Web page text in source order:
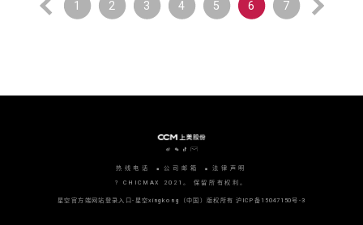
1 2 3 4 5 6 7
热线电话 公司邮箱 法律声明
? CHICMAX 2021。 保留所有权利。
星空官方端网站登录入口-星空xingkong（中国）版权所有 沪ICP备15047150号-3